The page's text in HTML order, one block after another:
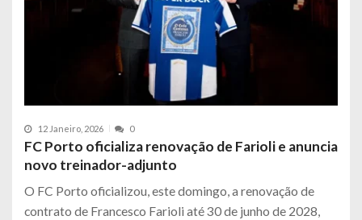
12 Janeiro, 2026 0
FC Porto oficializa renovação de Farioli e anuncia
novo treinador-adjunto
O FC Porto oficializou, este domingo, a renovação de
contrato de Francesco Farioli até 30 de junho de 2028,